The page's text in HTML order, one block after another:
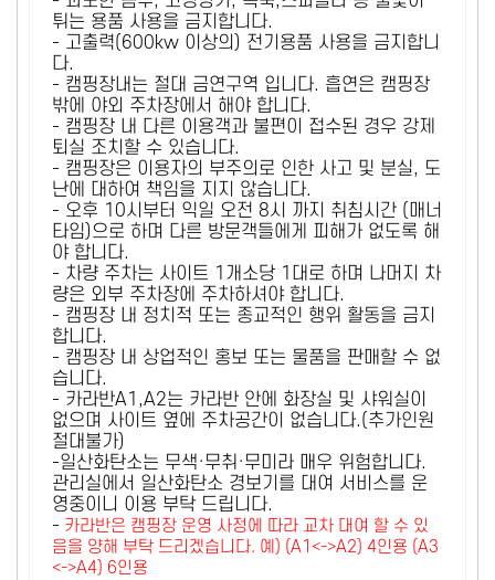
튀는 용품 사용을 금지합니다.
- 고출력(600kw 이상의) 전기용품 사용을 금지합니
다.
- 캠핑장내는 절대 금연구역 입니다. 흡연은 캠핑장
밖에 야외 주차장에서 해야 합니다.
- 캠핑장 내 다른 이용객과 불편이 접수된 경우 강제
퇴실 조치할 수 있습니다.
- 캠핑장은 이용자의 부주의로 인한 사고 및 분실, 도
난에 대하여 책임을 지지 않습니다.
- 오후 10시부터 익일 오전 8시 까지 취침시간 (매너
타임)으로 하며 다른 방문객들에게 피해가 없도록 해
야 합니다.
- 차량 주차는 사이트 1개소당 1대로 하며 나머지 차
량은 외부 주차장에 주차하셔야 합니다.
- 캠핑장 내 정치적 또는 종교적인 행위 활동을 금지
합니다.
- 캠핑장 내 상업적인 홍보 또는 물품을 판매할 수 없
습니다.
- 카라반A1,A2는 카라반 안에 화장실 및 샤워실이
없으며 사이트 옆에 주차공간이 없습니다.(추가인원
절대불가)
-일산화탄소는 무색·무취·무미라 매우 위험합니다.
관리실에서 일산화탄소 경보기를 대여 서비스를 운
영중이니 이용 부탁 드립니다.
- 카라반은 캠핑장 운영 사정에 따라 교차 대여 할 수 있
음을 양해 부탁 드리겠습니다. 예) (A1<->A2) 4인용 (A3
<->A4) 6인용